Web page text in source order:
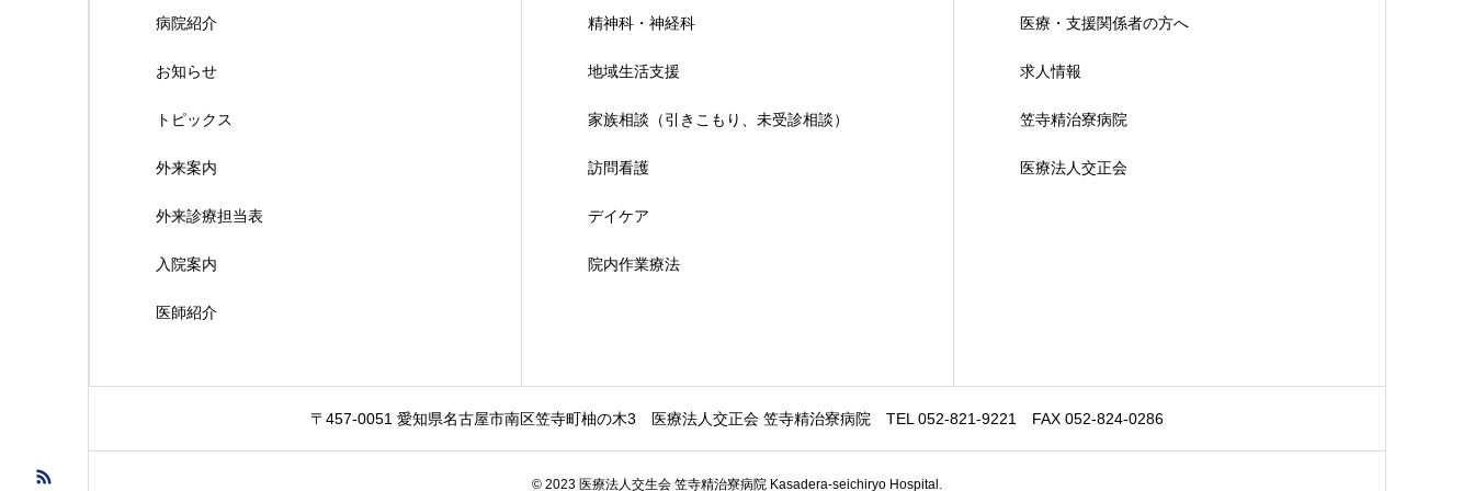
病院紹介
お知らせ
トピックス
外来案内
外来診療担当表
入院案内
医師紹介
精神科・神経科
地域生活支援
家族相談（引きこもり、未受診相談）
訪問看護
デイケア
院内作業療法
医療・支援関係者の方へ
求人情報
笠寺精治寮病院
医療法人交正会
〒457-0051 愛知県名古屋市南区笠寺町柚の木3 医療法人交正会 笠寺精治寮病院 TEL 052-821-9221 FAX 052-824-0286
© 2023 医療法人交生会 笠寺精治寮病院 Kasadera-seichiryo Hospital.